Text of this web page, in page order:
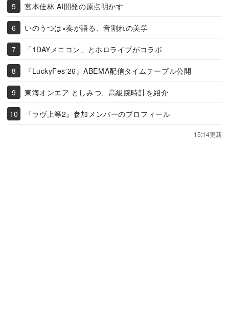
宮本佳林 AI開発の原点明かす
いのうつは×奏が語る、音割れの美学
「1DAYメニコン」とホロライブがコラボ
『LuckyFes'26』ABEMA配信タイムテーブル公開
東海オンエア としみつ、高級腕時計を紹介
『ラヴ上等2』参加メンバーのプロフィール
15:14更新